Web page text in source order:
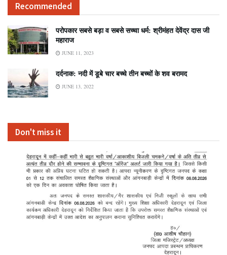
Recommended
परोपकार सबसे बड़ा व सबसे सच्चा धर्म: श्रीमंहत देवेंद्र दास जी
महाराज
JUNE 11, 2023
दर्दनाक: नदी में डूबे चार बच्चे तीन बच्चों के शव बरामद
JUNE 13, 2022
Don't miss it